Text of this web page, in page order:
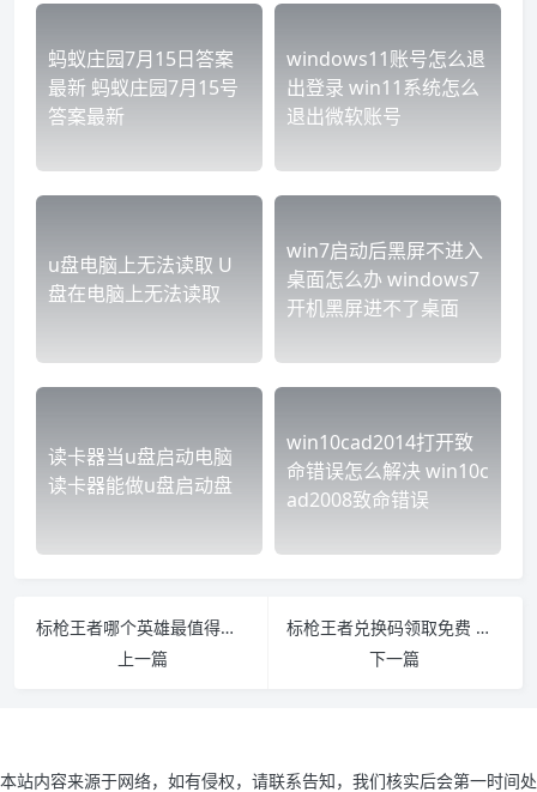
蚂蚁庄园7月15日答案
最新 蚂蚁庄园7月15号
答案最新
windows11账号怎么退
出登录 win11系统怎么
退出微软账号
u盘电脑上无法读取 U
盘在电脑上无法读取
win7启动后黑屏不进入
桌面怎么办 windows7
开机黑屏进不了桌面
读卡器当u盘启动电脑
读卡器能做u盘启动盘
win10cad2014打开致
命错误怎么解决 win10c
ad2008致命错误
标枪王者哪个英雄最值得培养 枪标王者什么人物好用
上一篇
标枪王者兑换码领取免费 标枪王者最新版
下一篇
本站内容来源于网络，如有侵权，请联系告知，我们核实后会第一时间处